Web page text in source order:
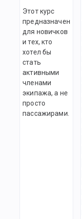
Этот курс
предназначен
для новичков
и тех, кто
хотел бы
стать
активными
членами
экипажа, а не
просто
пассажирами.